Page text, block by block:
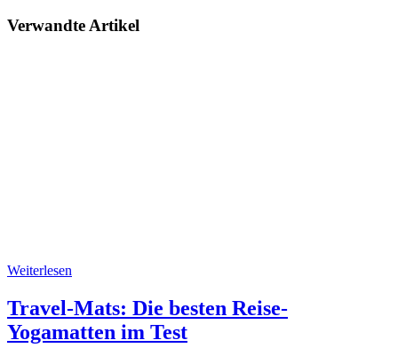
Verwandte Artikel
Weiterlesen
Travel-Mats: Die besten Reise-
Yogamatten im Test